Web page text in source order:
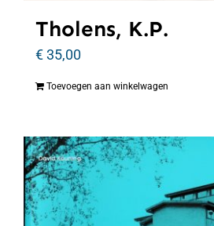
Tholens, K.P.
€35,00
Toevoegen aan winkelwagen